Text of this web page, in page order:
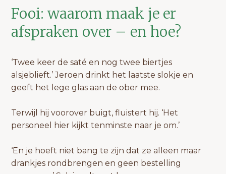
Fooi: waarom maak je er
afspraken over – en hoe?
‘Twee keer de saté en nog twee biertjes
alsjeblieft.’ Jeroen drinkt het laatste slokje en
geeft het lege glas aan de ober mee.
Terwijl hij voorover buigt, fluistert hij. ‘Het
personeel hier kijkt tenminste naar je om.’
‘En je hoeft niet bang te zijn dat ze alleen maar
drankjes rondbrengen en geen bestelling